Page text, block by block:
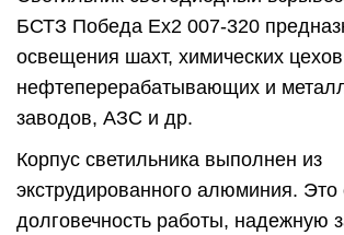
БСТЗ Победа Ex2 007-320
освещения шахт, химических
нефтеперерабатывающих и
заводов, АЗС и др.
Корпус светильника выполнен из
экструдированного алюминия. Это
долговечность работы, надежную